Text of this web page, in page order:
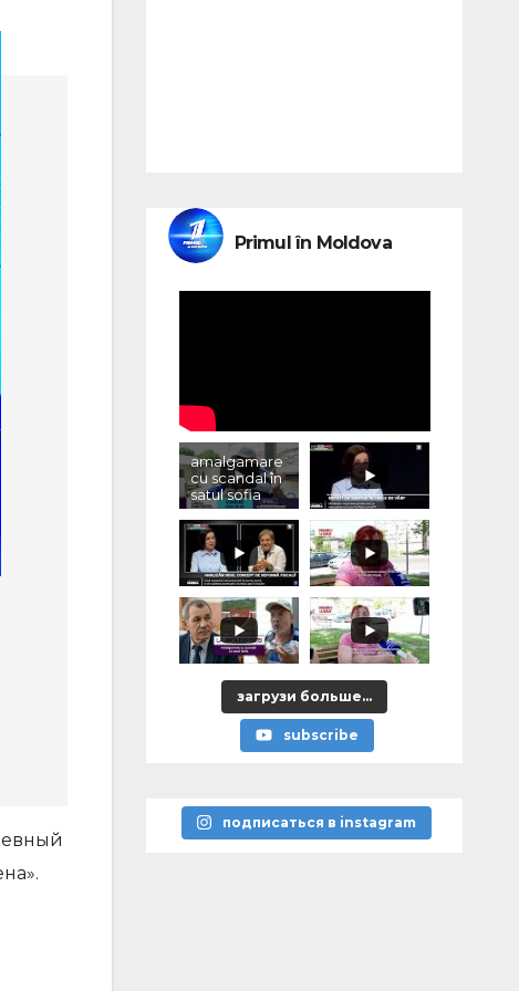
Primul în Moldova
amalgamare
cu scandal în
satul sofia
загрузи больше...
subscribe
подписаться в instagram